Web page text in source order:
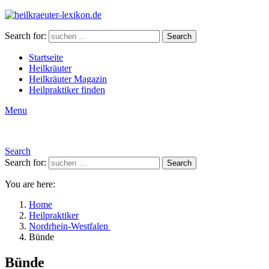
Search for: Search
Startseite
Heilkräuter
Heilkräuter Magazin
Heilpraktiker finden
Menu
Search
Search for:
Search
You are here:
Home
Heilpraktiker
Nordrhein-Westfalen
Bünde
Bünde